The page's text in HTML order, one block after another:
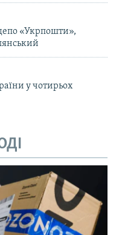
«Укрпошти»,
у чотирьох